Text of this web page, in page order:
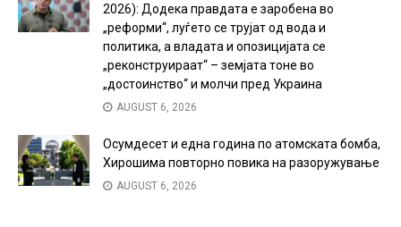
2026): Додека правдата е заробена во
„реформи“, луѓето се трујат од вода и
политика, а владата и опозицијата се
„реконструираат“ – земјата тоне во
„достоинство“ и молчи пред Украина
AUGUST 6, 2026
Осумдесет и една година по атомската бомба,
Хирошима повторно повика на разоружување
AUGUST 6, 2026